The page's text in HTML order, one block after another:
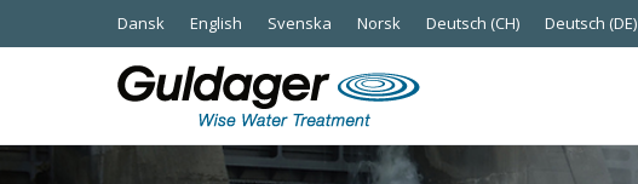
Dansk English Svenska Norsk Deutsch (CH) Deutsch (DE)